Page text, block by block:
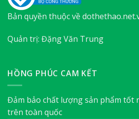
Bản quyền thuộc về
Quản trị: Đặng Văn Trung
HỒNG PHÚC CAM KẾT
Đảm bảo chất lượng sản phẩm tốt
trên toàn quốc